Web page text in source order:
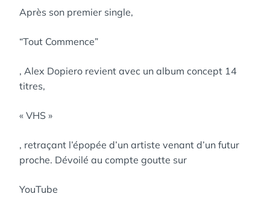
Après son premier single,
“Tout Commence”
, Alex Dopiero revient avec un album concept 14
titres,
« VHS »
, retraçant l’épopée d’un artiste venant d’un futur
proche. Dévoilé au compte goutte sur
YouTube